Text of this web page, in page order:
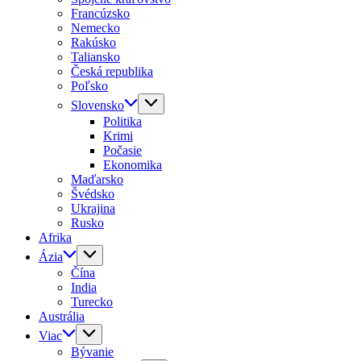
Francúzsko
Nemecko
Rakúsko
Taliansko
Česká republika
Poľsko
Slovensko
Politika
Krimi
Počasie
Ekonomika
Maďarsko
Švédsko
Ukrajina
Rusko
Afrika
Ázia
Čína
India
Turecko
Austrália
Viac
Bývanie